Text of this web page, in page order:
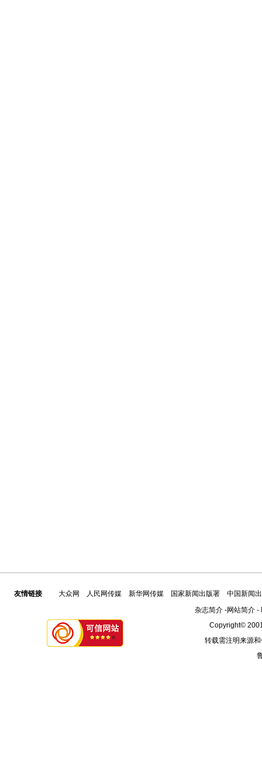
友情链接 大众网 人民网传媒 新华网传媒 国家新闻出版署
中国新闻
杂志简介-网站简介-
Copyright©
转载需注明来源